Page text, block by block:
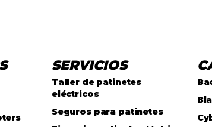
SERVICIOS
Taller de patinetes
eléctricos
Seguros para patinetes